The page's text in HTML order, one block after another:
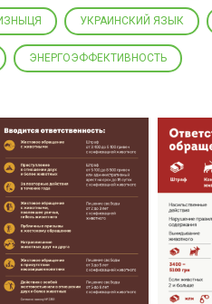
УКРАИНСКИЙ ЯЗЫК
ЭНЕРГОЭФФЕКТИВНОСТЬ